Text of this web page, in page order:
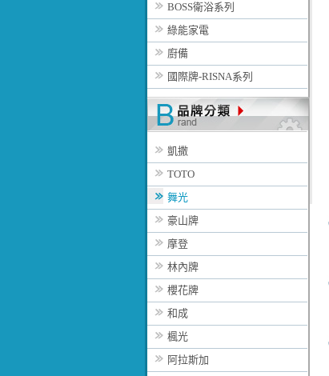
BOSS衛浴系列
綠能家電
廚備
國際牌-RISNA系列
凱撒
TOTO
舞光
豪山牌
摩登
林內牌
櫻花牌
和成
楓光
阿拉斯加